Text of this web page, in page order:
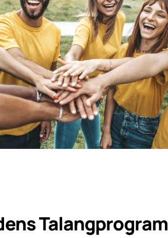
Talangprogram